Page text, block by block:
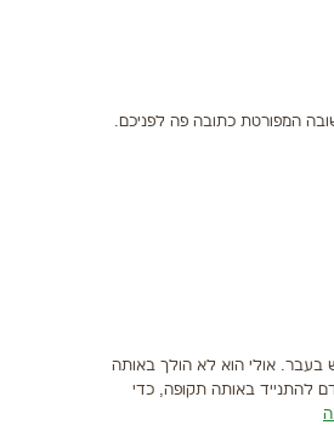
המפורטת כתובה פה לפניכם.
אולי הוא לא הולך באותה
להתנייד באותה תקופה, כדי